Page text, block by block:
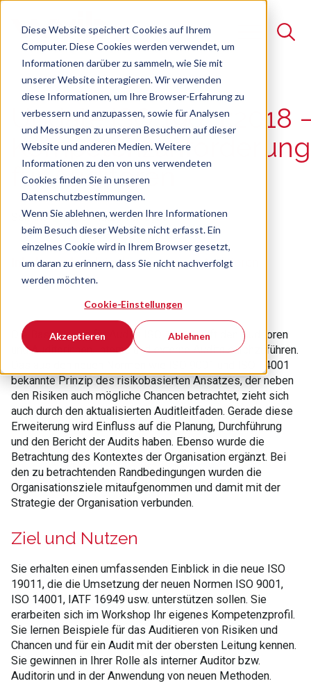
Diese Website speichert Cookies auf Ihrem
Computer. Diese Cookies werden verwendet, um
Informationen darüber zu sammeln, wie Sie mit
unserer Website interagieren. Wir verwenden
diese Informationen, um Ihre Browser-Erfahrung zu
verbessern und anzupassen, sowie für Analysen
und Messungen zu unseren Besuchern auf dieser
Website und anderen Medien. Weitere
Informationen zu den von uns verwendeten
Cookies finden Sie in unseren
Datenschutzbestimmungen.
Wenn Sie ablehnen, werden Ihre Informationen
beim Besuch dieser Website nicht erfasst. Ein
einzelnes Cookie wird in Ihrem Browser gesetzt,
um daran zu erinnern, dass Sie nicht nachverfolgt
werden möchten.
Cookie-Einstellungen
Akzeptieren Ablehnen
Suche
Es gibt keine Vorschläge, da das Suchfeld leer ist.
Update ISO 19011:2018
für Auditoren
Seminar Freie Plätze verfügbar
Inhalte und praktische Tipps zum Auditieren
Die Basis-Norm für Audits ISO 19011 hilft den Auditoren
und Auditorinnen, interne und externe Audits durchzuführen.
Das aus den neuen Normen wie ISO 9001 und ISO 14001
bekannte Prinzip des risikobasierten Ansatzes, der neben
den Risiken auch mögliche Chancen betrachtet, zieht sich
auch durch den aktualisierten Auditleitfaden. Gerade diese
Erweiterung wird Einfluss auf die Planung, Durchführung
und den Bericht der Audits haben. Ebenso wurde die
Betrachtung des Kontextes der Organisation ergänzt. Bei
den zu betrachtenden Randbedingungen wurden die
Organisationsziele mitaufgenommen und damit mit der
Strategie der Organisation verbunden.
Ziel und Nutzen
Sie erhalten einen umfassenden Einblick in die neue ISO
19011, die die Umsetzung der neuen Normen ISO 9001,
ISO 14001, IATF 16949 usw. unterstützen sollen. Sie
erarbeiten sich im Workshop Ihr eigenes Kompetenzprofil.
Sie lernen Beispiele für das Auditieren von Risiken und
Chancen und für ein Audit mit der obersten Leitung kennen.
Sie gewinnen in Ihrer Rolle als interner Auditor bzw.
Auditorin und in der Anwendung von neuen Methoden.